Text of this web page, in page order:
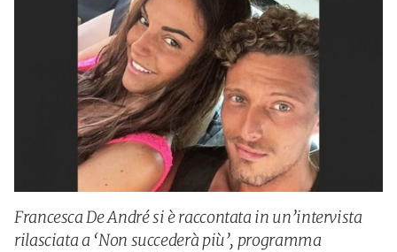
Francesca De André si è raccontata in un’intervista
rilasciata a ‘Non succederà più’, programma